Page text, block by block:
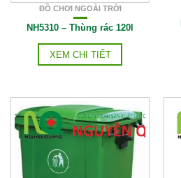
ĐỒ CHƠI NGOÀI TRỜI
NH5310 – Thùng rác 120l
XEM CHI TIẾT